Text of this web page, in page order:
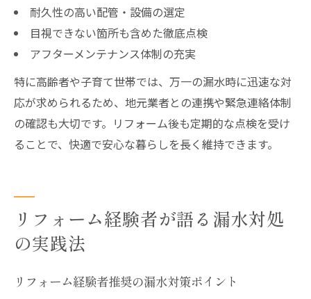
耐久性の高い配管・設備の選定
目視できない箇所も含めた徹底点検
アフターメンテナンス体制の充実
特に高齢者や子育て世帯では、万一の漏水時に迅速な対
応が求められるため、地元業者との連携や緊急連絡体制
の確認も大切です。リフォーム後も定期的な点検を受け
ることで、快適で安心な暮らしを長く維持できます。
リフォーム経験者が語る漏水対処
の実践法
リフォーム経験者推奨の漏水対策ポイント